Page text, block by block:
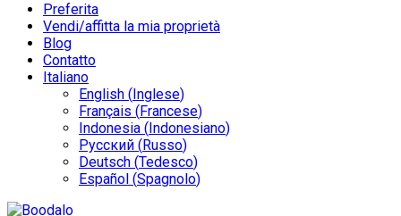
Preferita
Vendi/affitta la mia proprietà
Blog
Contatto
Italiano
English (Inglese)
Français (Francese)
Indonesia (Indonesiano)
Русский (Russo)
Deutsch (Tedesco)
Español (Spagnolo)